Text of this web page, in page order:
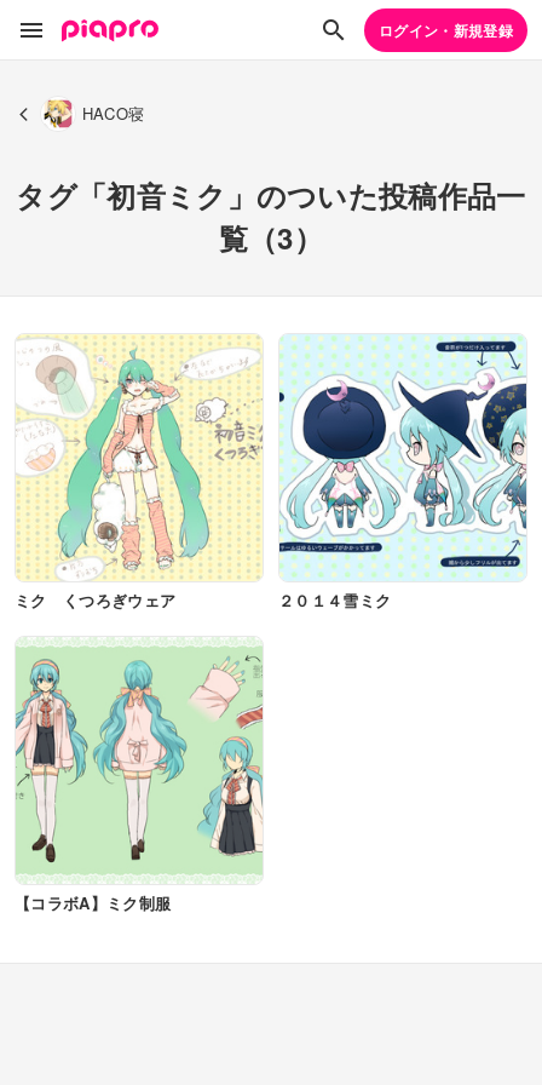
ログイン・新規登録
HACO寝
タグ「初音ミク」のついた投稿作品一
覧（3）
ミク くつろぎウェア ２０１４雪ミク
【コラボA】ミク制服